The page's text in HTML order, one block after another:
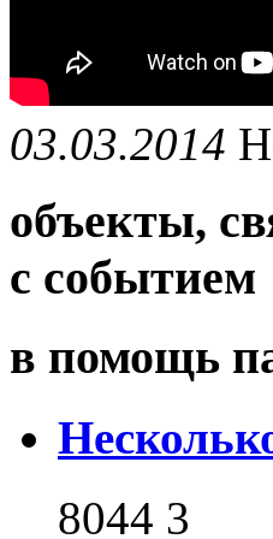
03.03.2014
объекты,
с событием
в помощь
8044 3